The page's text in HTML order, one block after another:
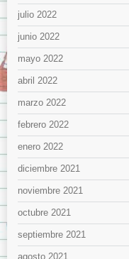
julio 2022
junio 2022
mayo 2022
abril 2022
marzo 2022
febrero 2022
enero 2022
diciembre 2021
noviembre 2021
octubre 2021
septiembre 2021
agosto 2021